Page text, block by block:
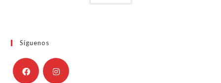
Síguenos